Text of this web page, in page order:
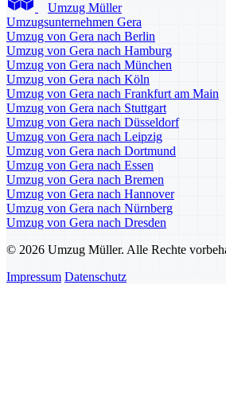
Umzug Müller
Umzugsunternehmen Gera
Umzug von Gera nach Berlin
Umzug von Gera nach Hamburg
Umzug von Gera nach München
Umzug von Gera nach Köln
Umzug von Gera nach Frankfurt am Main
Umzug von Gera nach Stuttgart
Umzug von Gera nach Düsseldorf
Umzug von Gera nach Leipzig
Umzug von Gera nach Dortmund
Umzug von Gera nach Essen
Umzug von Gera nach Bremen
Umzug von Gera nach Hannover
Umzug von Gera nach Nürnberg
Umzug von Gera nach Dresden
© 2026 Umzug Müller. Alle Rechte
Impressum Datenschutz